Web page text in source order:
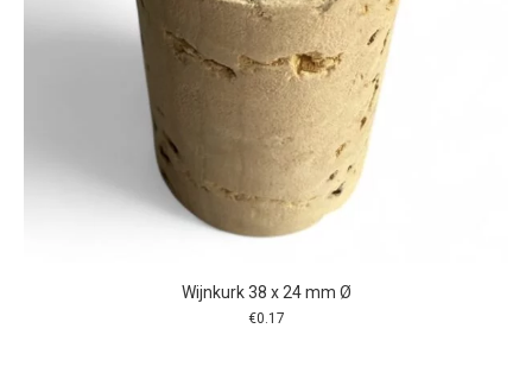
Wijnkurk 38 x 24 mm Ø
€0.17